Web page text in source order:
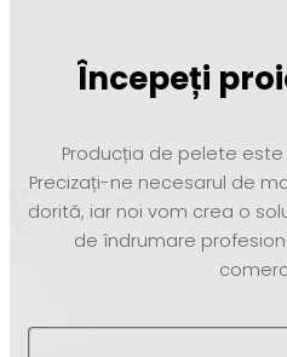
Începeți
Producția de pelete
Precizați-ne necesarul de
dorită, iar noi vom crea o
de îndrumare